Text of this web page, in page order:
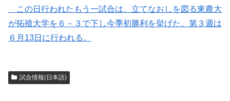
この日行われたもう一試合は、立てなおしを図る東農大
が拓殖大学を６－３で下し今季初勝利を挙げた。第３週は
６月13日に行われる。
試合情報(日本語)